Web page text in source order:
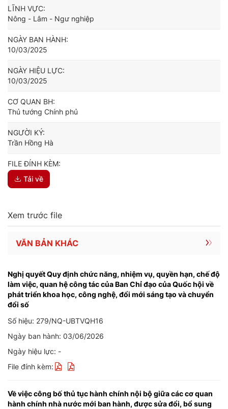
LĨNH VỰC:
Nông - Lâm - Ngư nghiệp
NGÀY BAN HÀNH:
10/03/2025
NGÀY HIỆU LỰC:
10/03/2025
CƠ QUAN BH:
Thủ tướng Chính phủ
NGƯỜI KÝ:
Trần Hồng Hà
FILE ĐÍNH KÈM:
Tải về
Xem trước file
VĂN BẢN KHÁC
Nghị quyết Quy định chức năng, nhiệm vụ, quyền hạn, chế độ
làm việc, quan hệ công tác của Ban Chỉ đạo của Quốc hội về
phát triển khoa học, công nghệ, đổi mới sáng tạo và chuyển
đổi số
Số hiệu: 279/NQ-UBTVQH16
Ngày ban hành: 03/06/2026
Ngày hiệu lực: -
File đính kèm:
Về việc công bố thủ tục hành chính nội bộ giữa các cơ quan
hành chính nhà nước mới ban hành, được sửa đổi, bổ sung